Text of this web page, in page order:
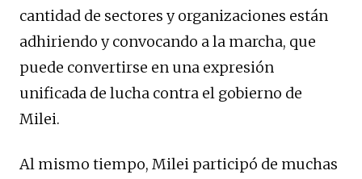
cantidad de sectores y organizaciones están
adhiriendo y convocando a la marcha, que
puede convertirse en una expresión
unificada de lucha contra el gobierno de
Milei.
Al mismo tiempo, Milei participó de muchas